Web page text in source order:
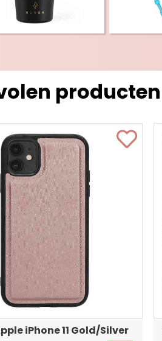
producten
iPhone 11 Gold/Silver